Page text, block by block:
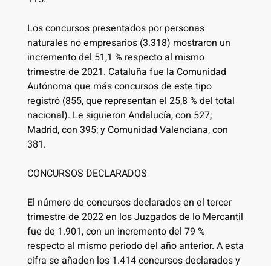
Los concursos presentados por personas
naturales no empresarios (3.318) mostraron un
incremento del 51,1 % respecto al mismo
trimestre de 2021. Cataluña fue la Comunidad
Autónoma que más concursos de este tipo
registró (855, que representan el 25,8 % del total
nacional). Le siguieron Andalucía, con 527;
Madrid, con 395; y Comunidad Valenciana, con
381.
CONCURSOS DECLARADOS
El número de concursos declarados en el tercer
trimestre de 2022 en los Juzgados de lo Mercantil
fue de 1.901, con un incremento del 79 %
respecto al mismo periodo del año anterior. A esta
cifra se añaden los 1.414 concursos declarados y